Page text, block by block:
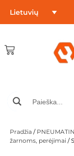
Lietuvių
Pradžia /
žarnoms, perėjimai /